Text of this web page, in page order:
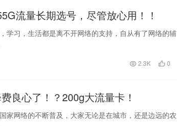
流量长期选号，尽管放心用！！
学习，生活都是离不开网络的支持，自从有了网络的辅
2.3K 0
良心了！？200g大流量卡！
家网络的不断普及，大家无论是在城市，还是边远的农